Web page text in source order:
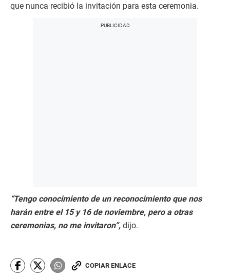
que nunca recibió la invitación para esta ceremonia.
“Tengo conocimiento de un reconocimiento que nos
harán entre el 15 y 16 de noviembre, pero a otras
ceremonias, no me invitaron”, dijo.
COPIAR ENLACE